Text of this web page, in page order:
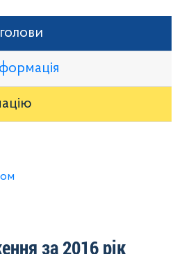
ради
за 2016 рік